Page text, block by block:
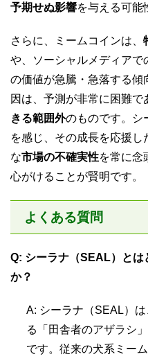
予期せぬ影響を与える可能
さらに、ミームコインは、
や、ソーシャルメディアで
の価値が急騰・急落する
因は、予測が非常に困難で
きる範囲外のものです。シ
を感じ、その成長を応援し
な市場の不確実性を常に念
心がけることが賢明です。
よくある質問
Q: シーラナ（SEAL）とは
か？
A: シーラナ（SEAL）
る「田舎者のアザラシ
です。従来の犬系ミー